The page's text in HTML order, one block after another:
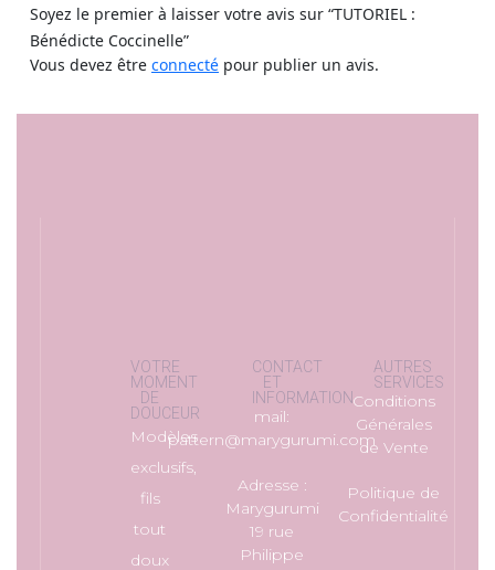
Soyez le premier à laisser votre avis sur “TUTORIEL :
Bénédicte Coccinelle”
Vous devez être connecté pour publier un avis.
VOTRE
MOMENT
DE
DOUCEUR
Modèles
exclusifs,
fils
tout
doux
CONTACT
ET
INFORMATION
mail:
pattern@marygurumi.com
Adresse :
Marygurumi
19 rue
Philippe
AUTRES
SERVICES
Conditions
Générales
de Vente
Politique de
Confidentialité